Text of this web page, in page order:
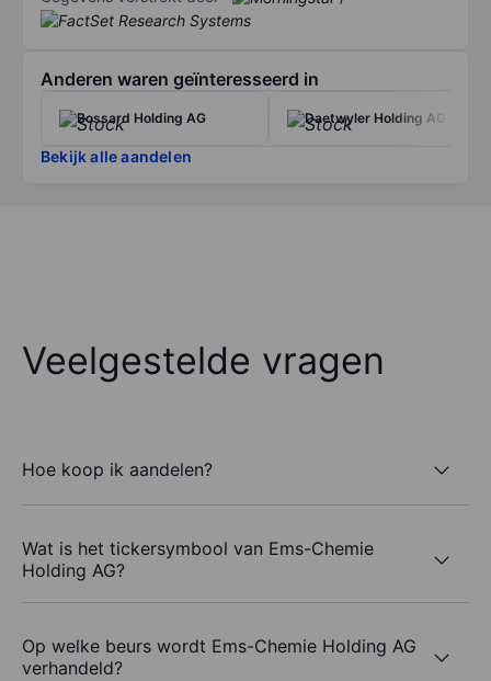
Anderen waren geïnteresseerd in
Bossard Holding AG Daetwyler Holding AG
Bekijk alle aandelen
Veelgestelde vragen
Hoe koop ik aandelen?
Wat is het tickersymbool van Ems-Chemie
Holding AG?
Op welke beurs wordt Ems-Chemie Holding AG
verhandeld?